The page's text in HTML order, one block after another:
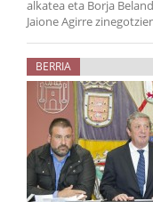
alkatea eta Borja
Jaione Agirre
BERRIA